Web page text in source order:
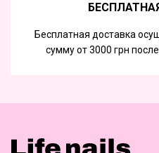
Бесплатная доставка
сумму от 3000 грн